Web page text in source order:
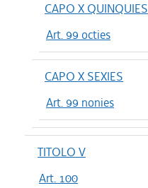
CAPO X QUINQUIES
Art. 99 octies
CAPO X SEXIES
Art. 99 nonies
TITOLO V
Art. 100